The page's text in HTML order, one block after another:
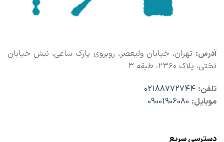
آدرس: تهران، خیابان ولیعصر، روبروی پارک ساعی، نبش خیابان
تختی، پلاک ۲۳۶۰، طبقه ۳
تلفن: 02188772744
موبایل: 09001906080
دسترسی سریع